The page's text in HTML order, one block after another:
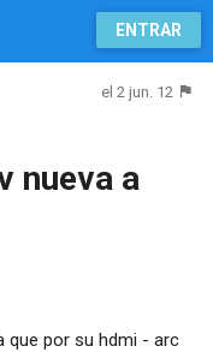
ENTRAR
el 2 jun. 12
nueva a
que por su hdmi - arc